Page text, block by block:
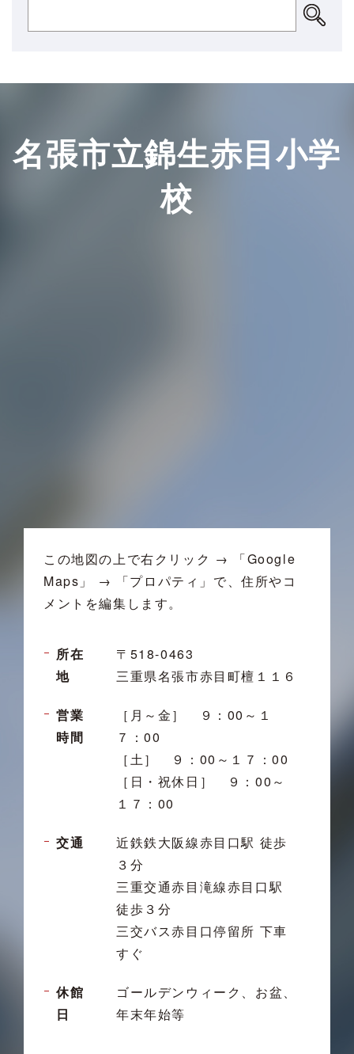
名張市立錦生赤目小学
校
この地図の上で右クリック → 「Google
Maps」 → 「プロパティ」で、住所やコ
メントを編集します。
所在
地
〒518-0463
三重県名張市赤目町檀１１６
営業
時間
［月～金］ ９：00～１
７：00
［土］ ９：00～１７：00
［日・祝休日］ ９：00～
１７：00
交通
近鉄鉄大阪線赤目口駅 徒歩
３分
三重交通赤目滝線赤目口駅
徒歩３分
三交バス赤目口停留所 下車
すぐ
休館
日
ゴールデンウィーク、お盆、
年末年始等